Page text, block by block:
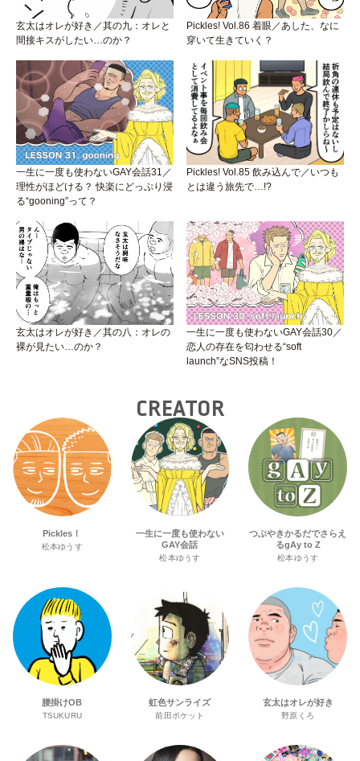
玄太はオレが好き／其の九：オレと
間接キスがしたい…のか？
Pickles! Vol.86 着眼／あした、なに
穿いて生きていく？
一生に一度も使わないGAY会話31／
理性がほどける？ 快楽にどっぷり浸
る“gooning”って？
Pickles! Vol.85 飲み込んで／いつも
とは違う旅先で…!?
玄太はオレが好き／其の八：オレの
裸が見たい…のか？
一生に一度も使わないGAY会話30／
恋人の存在を匂わせる“soft
launch”なSNS投稿！
CREATOR
Pickles！
松本ゆうす
一生に一度も使わない
GAY会話
松本ゆうす
つぶやきかるだでさらえ
るgAy to Z
松本ゆうす
腰掛けOB
TSUKURU
虹色サンライズ
前田ポケット
玄太はオレが好き
野原くろ